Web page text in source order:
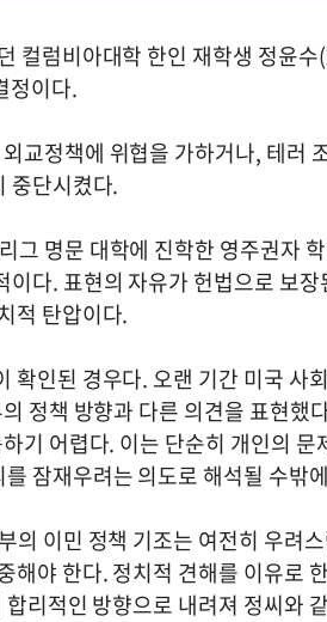
컬럼비아대학 한인 재학생 정윤수
정이다.
교정책에 위협을 가하거나, 테러
중단시켰다.
그 명문 대학에 진학한 영주권자
다. 표현의 자유가 헌법으로 보장
적 탄압이다.
확인된 경우다. 오랜 기간 미국 사
정책 방향과 다른 의견을 표현했
기 어렵다. 이는 단순히 개인의 문
잠재우려는 의도로 해석될 수밖
의 이민 정책 기조는 여전히 우려
해야 한다. 정치적 견해를 이유로
리적인 방향으로 내려져 정씨와